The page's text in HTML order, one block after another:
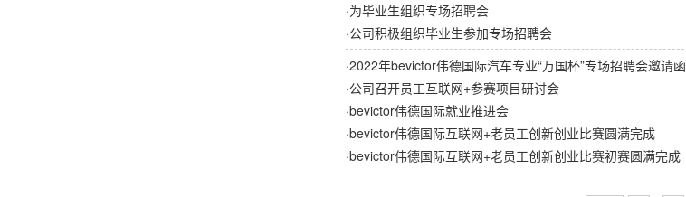
·为毕业生组织专场招聘会
·公司积极组织毕业生参加专场招聘会
·2022年bevictor伟德国际汽车专业“万国杯”专场招聘会邀请函
·公司召开员工互联网+参赛项目研讨会
·bevictor伟德国际就业推进会
·bevictor伟德国际互联网+老员工创新创业比赛圆满完成
·bevictor伟德国际互联网+老员工创新创业比赛初赛圆满完成